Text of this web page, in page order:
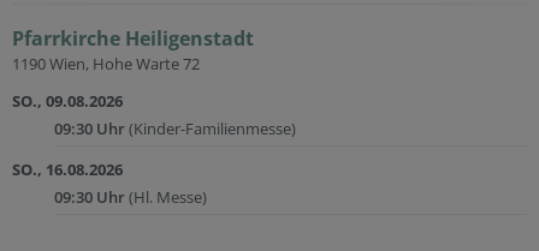
Pfarrkirche Heiligenstadt
1190 Wien, Hohe Warte 72
SO., 09.08.2026
09:30 Uhr(Kinder-Familienmesse)
SO., 16.08.2026
09:30 Uhr(Hl. Messe)